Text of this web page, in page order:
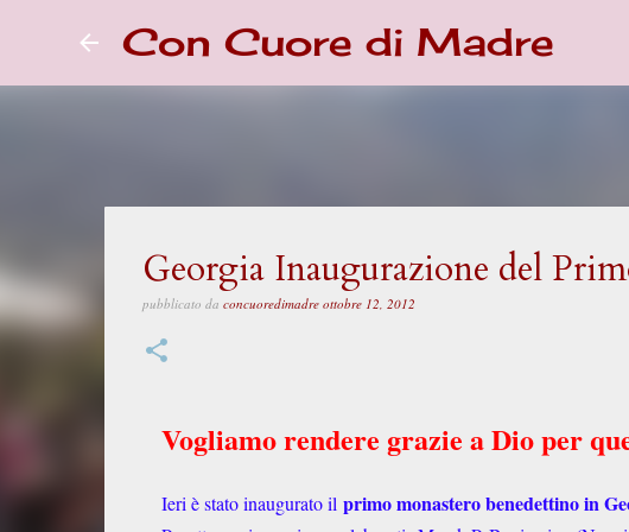
Con Cuore di Madre
Georgia Inaugurazione del
pubblicato da concuoredimadre ottobre 12, 2012
Vogliamo rendere grazie a Dio per
Ieri è stato inaugurato ilprimo monastero benedettino in